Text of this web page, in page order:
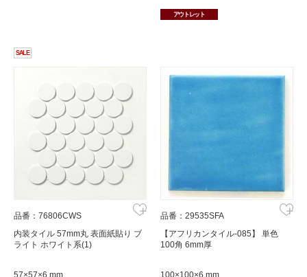
アウトレット
SALE
品番：76806CWS
内装タイル 57mm丸 表面紙貼り ブ
ライト ホワイト系(1)
品番：29535SFA
【アフリカンタイル-085】 単色
100角 6mm厚